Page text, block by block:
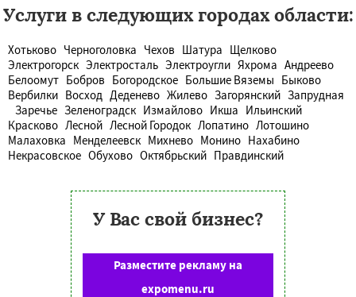
Услуги в следующих городах области:
Хотьково Черноголовка Чехов Шатура Щелково
Электрогорск Электросталь Электроугли Яхрома Андреево
Белоомут Бобров Богородское Большие Вяземы Быково
Вербилки Восход Деденево Жилево Загорянский Запрудная
Заречье Зеленоградск Измайлово Икша Ильинский
Красково Лесной Лесной Городок Лопатино Лотошино
Малаховка Менделеевск Михнево Монино Нахабино
Некрасовское Обухово Октябрьский Правдинский
У Вас свой бизнес?
Разместите рекламу на
expomenu.ru